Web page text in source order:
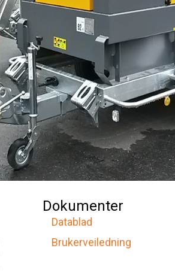
Dokumenter
Datablad
Brukerveiledning